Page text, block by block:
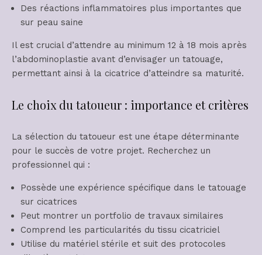
Des réactions inflammatoires plus importantes que
sur peau saine
Il est crucial d’attendre au minimum 12 à 18 mois après
l’abdominoplastie avant d’envisager un tatouage,
permettant ainsi à la cicatrice d’atteindre sa maturité.
Le choix du tatoueur : importance et critères
La sélection du tatoueur est une étape déterminante
pour le succès de votre projet. Recherchez un
professionnel qui :
Possède une expérience spécifique dans le tatouage
sur cicatrices
Peut montrer un portfolio de travaux similaires
Comprend les particularités du tissu cicatriciel
Utilise du matériel stérile et suit des protocoles